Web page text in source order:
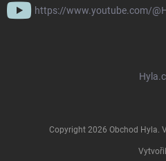
https://www.youtube.com/
Copyright 2026 Obchod Hyla .